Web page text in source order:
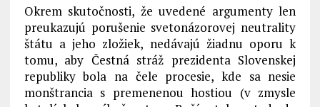
Okrem skutočnosti, že uvedené argumenty len
preukazujú porušenie svetonázorovej neutrality
štátu a jeho zložiek, nedávajú žiadnu oporu k
tomu, aby Čestná stráž prezidenta Slovenskej
republiky bola na čele procesie, kde sa nesie
monštrancia s premenenou hostiou (v zmysle